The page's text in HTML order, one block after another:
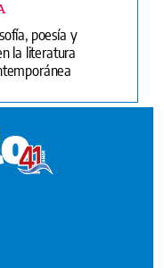
poesía y
la literatura